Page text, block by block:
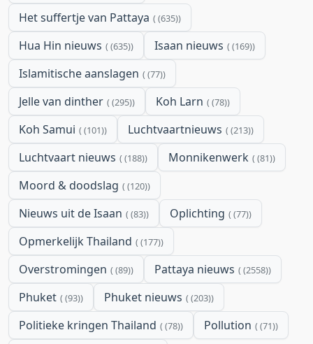
Het suffertje van Pattaya (635)
Hua Hin nieuws (635) Isaan nieuws (169)
Islamitische aanslagen (77)
Jelle van dinther (295) Koh Larn (78)
Koh Samui (101) Luchtvaartnieuws (213)
Luchtvaart nieuws (188) Monnikenwerk (81)
Moord & doodslag (120)
Nieuws uit de Isaan (83) Oplichting (77)
Opmerkelijk Thailand (177)
Overstromingen (89) Pattaya nieuws (2558)
Phuket (93) Phuket nieuws (203)
Politieke kringen Thailand (78) Pollution (71)